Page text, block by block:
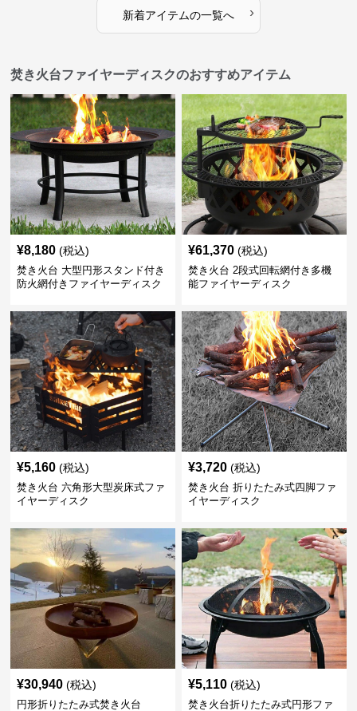
新着アイテムの一覧へ ›
焚き火台ファイヤーディスクのおすすめアイテム
¥8,180 (税込)
焚き火台 大型円形スタンド付き
防火網付きファイヤーディスク
¥61,370 (税込)
焚き火台 2段式回転網付き多機
能ファイヤーディスク
¥5,160 (税込)
焚き火台 六角形大型炭床式ファ
イヤーディスク
¥3,720 (税込)
焚き火台 折りたたみ式四脚ファ
イヤーディスク
¥30,940 (税込)
円形折りたたみ式焚き火台
¥5,110 (税込)
焚き火台折りたたみ式円形ファ